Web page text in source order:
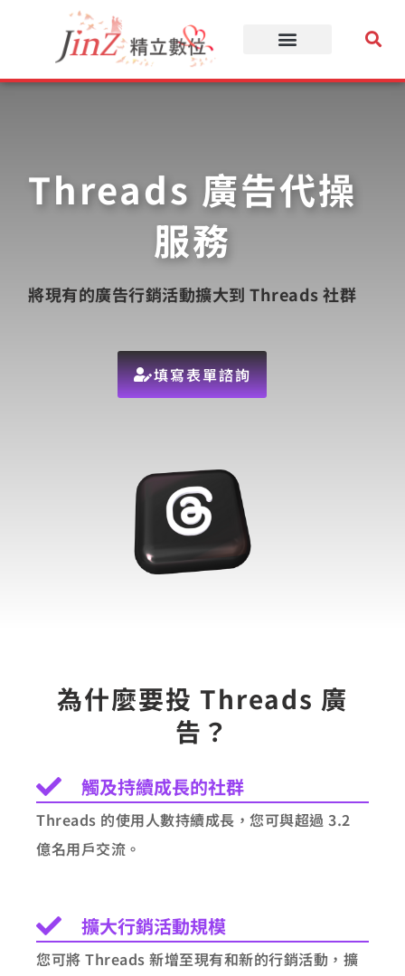
要
Threads 廣告代操
服務
將現有的廣告行銷活動擴大到 Threads 社群
填寫表單諮詢
為什麼要投 Threads 廣
告？
觸及持續成長的社群
Threads 的使用人數持續成長，您可與超過 3.2
億名用戶交流。
擴大行銷活動規模
您可將 Threads 新增至現有和新的行銷活動，擴